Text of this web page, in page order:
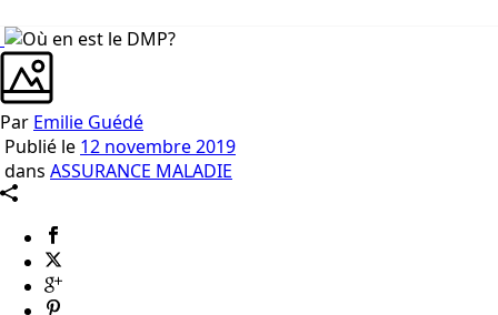
Par Emilie Guédé
Publié le 12 novembre 2019
dans ASSURANCE MALADIE